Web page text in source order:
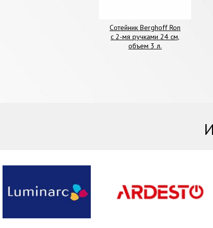
Сотейник Berghoff Ron
с 2-мя ручками 24 см,
объем 3 л.